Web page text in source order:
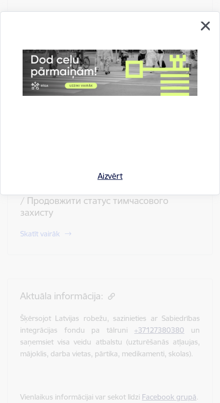
Aizvērt
Braukšanas atvieglojumi sabiedriskajā
/ Продовжити статус тимчасового
захисту
Skatīt vairāk
Aktuāla informācija:
Šķērsojot Latvijas robežu, sazinieties ar Sabiedrības
integrācijas fondu pa tālruni+37127380380 un
saņemsiet visa veidu atbalstu (uzturēšanās atļaujas,
mājoklis, darba vietas, pārtika, medikamenti, skolas).
Vienlaikus informācijai var sekot līdzi Facebook grupā.